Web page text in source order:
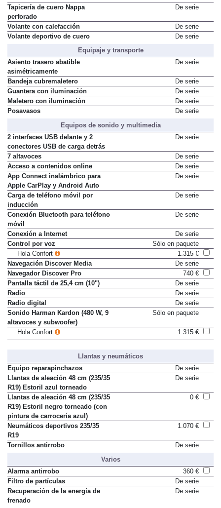
carrocería
Tapicería de cuero Nappa
perforado
Volante con calefacción
De serie
Equipaje y transporte
Asiento trasero abatible
asimétricamente
Bandeja cubremaletero
De serie
Guantera con iluminación
De serie
Maletero con iluminación
De serie
Equipos de sonido y multimedia
2 interfaces USB delante y 2
conectores USB de carga detrás
7 altavoces
De serie
Acceso a contenidos online
De serie
App Connect inalámbrico para
Apple CarPlay y Android Auto
Carga de teléfono móvil por
inducción
Conexión Bluetooth para teléfono
móvil
Conexión a Internet
De serie
Control por voz
Sólo en paquete
Hola Confort
1.315 €
Navegación Discover Media
De serie
Navegador Discover Pro
740 €
Pantalla táctil de 25,4 cm (10")
De serie
Radio
De serie
Radio digital
De serie
Sonido Harman Kardon (480 W, 9
altavoces y subwoofer)
Hola Confort 1.315 €
Llantas y neumáticos
Equipo reparapinchazos
De serie
Llantas de aleación 48 cm (235/35
R19) Estoril azul torneado
Llantas de aleación 48 cm (235/35
R19) Estoril negro torneado (con
pintura de carrocería azul)
Neumáticos deportivos 235/35
R19
Varios
Alarma antirrobo
360 €
Filtro de partículas
De serie
Recuperación de la energía de